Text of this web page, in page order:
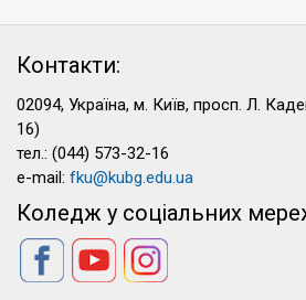
Контакти:
02094, Україна, м. Київ, просп. Л.
16)
тел.: (044) 573-32-16
e-mail: fku@kubg.edu.ua
Коледж у соціальних